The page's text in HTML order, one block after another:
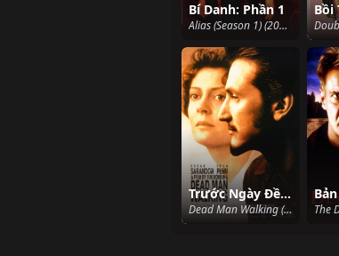
Bí Danh: Phần 1
Alias (Season 1) (2001)
Trước Ngày Đền Tội
Dead Man Walking (1996)